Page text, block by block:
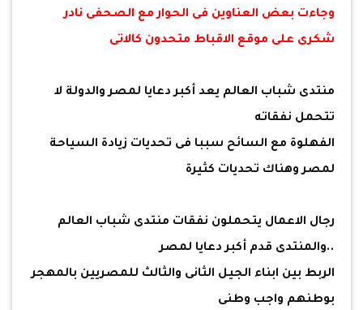
وجاءت بعض العناوين فى الحوار مع الصحفى نادر
شكرى على موقع الاقباط متحدون كالاتى
منتدى شباب العالم يعد أكبر دعايا لمصر والدولة لا
تتحمل نفقاته
الفهلوة مع السائح سببا فى تحديات زيادة السياحة
لمصر وهناك تحديات كثيرة
رجال الاعمال يتحملون نفقات منتدى شباب العالم
..والمنتدى قدم أكبر دعايا لمصر
الربط بين ابناء الجيل الثانى والثالث للمصريين بالمهجر
بوطنهم واجب وطنى